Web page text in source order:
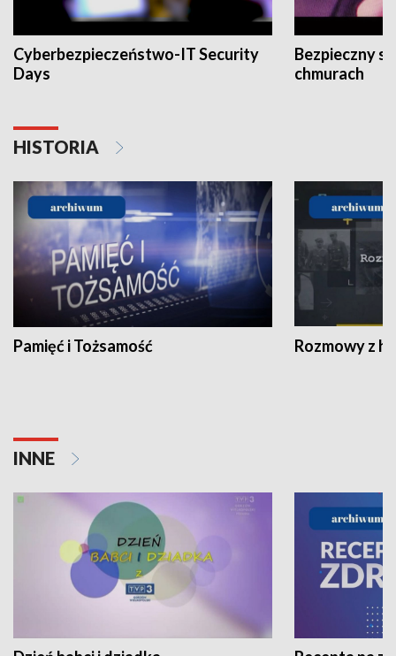
Cyberbezpieczeństwo-IT Security
Days
Bezpieczny
chmurach
HISTORIA
Pamięć i Tożsamość Rozmowy z
INNE